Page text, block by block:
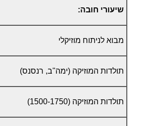
שיעורי חובה:
מבוא לניתוח מוזיקלי
תולדות המוזיקה (ימה"ב, רנסנס)
תולדות המוזיקה (1500-1750)